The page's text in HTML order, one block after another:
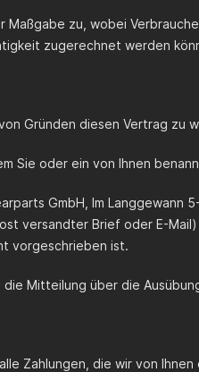
zu, wobei
zugerechnet werden
Gründen diesen Vertrag zu
Sie oder ein von Ihnen
GmbH, Im
versandter Brief oder E-
vorgeschrieben ist.
Mitteilung über die
Zahlungen, die wir von